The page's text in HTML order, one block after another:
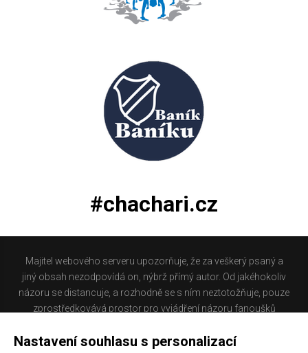
#chachari.cz
Majitel webového serveru upozorňuje, že za veškerý psaný a
jiný obsah nezodpovídá on, nýbrž přímý autor. Od jakéhokoliv
názoru se distancuje, a rozhodně se s ním neztotožňuje, pouze
zprostředkovává prostor pro vyjádření názoru fanoušků
nacházíte obsahuje materiál, který někteří lidé mohou
Nastavení souhlasu s personalizací